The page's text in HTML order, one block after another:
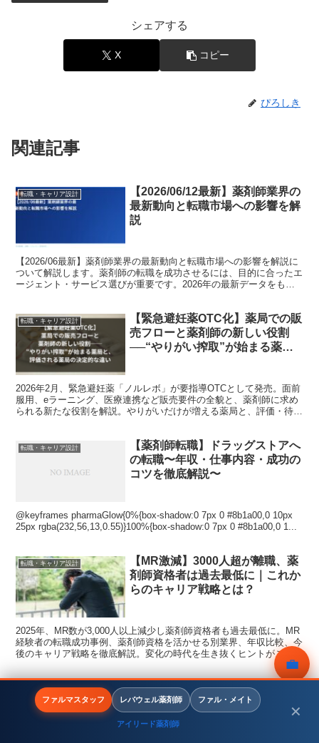
シェアする
X コピー
ぴろしき
関連記事
転職・キャリア設計
【2026/06/12最新】薬剤師業界の
最新動向と転職市場への影響を解
説
【2026/06最新】薬剤師業界の最新動向と転職市場への影響を解説に
ついて解説します。薬剤師の転職を成功させるには、目的に合ったエ
ージェント・サービス選びが重要です。2026年の最新データをもと
転職・キャリア設計
【緊急避妊薬OTC化】薬局での販
売フローと薬剤師の新しい役割
──“やりがい搾取”が始まる薬
2026年2月、緊急避妊薬「ノルレボ」が要指導OTCとして発売。面前
服用、eラーニング、医療連携など販売要件の全貌と、薬剤師に求め
られる新たな役割を解説。やりがいだけが増える薬局と、評価・待遇
転職・キャリア設計
【薬剤師転職】ドラッグストアへ
の転職〜年収・仕事内容・成功の
コツを徹底解説〜
@keyframes pharmaGlow{0%{box-shadow:0 7px 0 #8b1a00,0 10px
25px rgba(232,56,13,0.55)}100%{box-shadow:0 7px 0 #8b1a00,0 1...
転職・キャリア設計
【MR激減】3000人超が離職、薬
剤師資格者は過去最低に｜これか
らのキャリア戦略とは？
2025年、MR数が3,000人以上減少し薬剤師資格者も過去最低に。MR
経験者の転職成功事例、薬剤師資格を活かせる別業界、年収比較、今
後のキャリア戦略を徹底解説。変化の時代を生き抜くヒントがここ
転職・キャリア設計
【2026年版】長崎の薬剤師転職
事情｜求人・年収・おすすめエー
ジェント
ファルマスタッフ レバウェル薬剤師 ファル・メイト
アイリード薬剤師
✕
💼